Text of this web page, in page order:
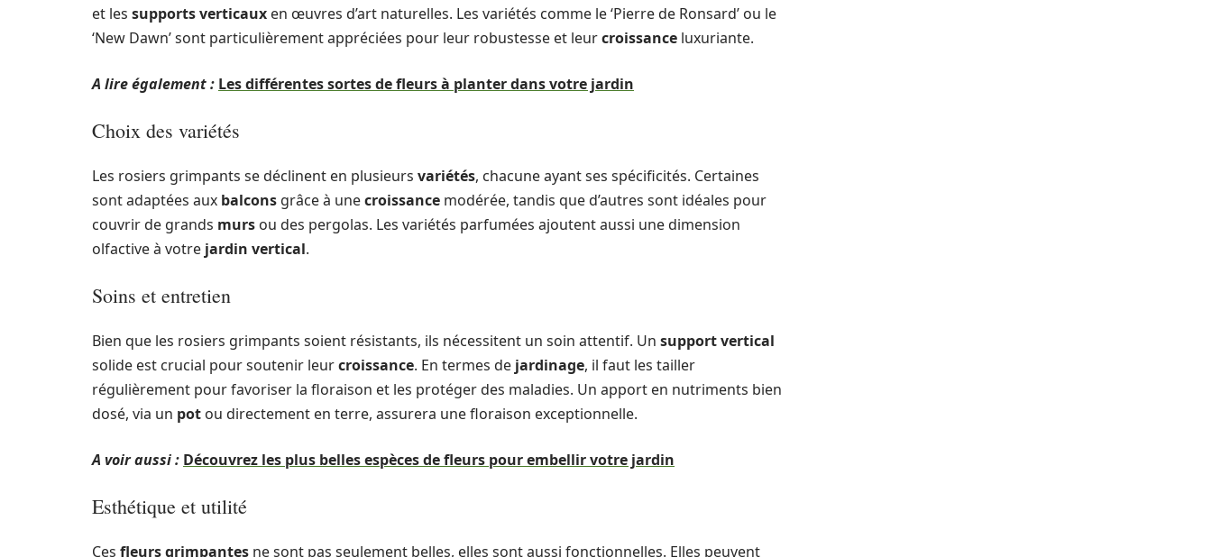
et les supports verticaux en œuvres d’art naturelles. Les variétés comme le ‘Pierre de Ronsard’ ou le
‘New Dawn’ sont particulièrement appréciées pour leur robustesse et leurcroissance luxuriante.
A lire également : Les différentes sortes de fleurs à planter dans votre jardin
Choix des variétés
Les rosiers grimpants se déclinent en plusieurs variétés, chacune ayant ses spécificités. Certaines
sont adaptées aux balcons grâce à unecroissance modérée, tandis que d’autres sont idéales pour
couvrir de grands murs ou des pergolas. Les variétés parfumées ajoutent aussi une dimension
olfactive à votre jardin vertical.
Soins et entretien
Bien que les rosiers grimpants soient résistants, ils nécessitent un soin attentif. Un support vertical
solide est crucial pour soutenir leurcroissance. En termes de jardinage, il faut les tailler
régulièrement pour favoriser la floraison et les protéger des maladies. Un apport en nutriments bien
dosé, via un pot ou directement en terre, assurera une floraison exceptionnelle.
A voir aussi : Découvrez les plus belles espèces de fleurs pour embellir votre jardin
Esthétique et utilité
Ces fleurs grimpantes ne sont pas seulement belles, elles sont aussi fonctionnelles. Elles peuvent